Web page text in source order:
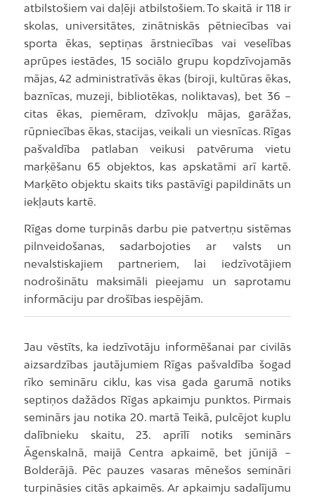
atbilstošiem vai daļēji atbilstošiem. To skaitā ir 118 ir
skolas, universitātes, zinātniskās pētniecības vai
sporta ēkas, septiņas ārstniecības vai veselības
aprūpes iestādes, 15 sociālo grupu kopdzīvojamās
mājas, 42 administratīvās ēkas (biroji, kultūras ēkas,
baznīcas, muzeji, bibliotēkas, noliktavas), bet 36 –
citas ēkas, piemēram, dzīvokļu mājas, garāžas,
rūpniecības ēkas, stacijas, veikali un viesnīcas. Rīgas
pašvaldība patlaban veikusi patvēruma vietu
marķēšanu 65 objektos, kas apskatāmi arī kartē.
Marķēto objektu skaits tiks pastāvīgi papildināts un
iekļauts kartē.
Rīgas dome turpinās darbu pie patvertņu sistēmas
pilnveidošanas, sadarbojoties ar valsts un
nevalstiskajiem partneriem, lai iedzīvotājiem
nodrošinātu maksimāli pieejamu un saprotamu
informāciju par drošības iespējām.
Jau vēstīts, ka iedzīvotāju informēšanai par civilās
aizsardzības jautājumiem Rīgas pašvaldība šogad
rīko semināru ciklu, kas visa gada garumā notiks
septiņos dažādos Rīgas apkaimju punktos. Pirmais
seminārs jau notika 20. martā Teikā, pulcējot kuplu
dalībnieku skaitu, 23. aprīlī notiks seminārs
Āgenskalnā, maijā Centra apkaimē, bet jūnijā –
Bolderājā. Pēc pauzes vasaras mēnešos semināri
turpināsies citās apkaimēs. Ar apkaimju sadalījumu